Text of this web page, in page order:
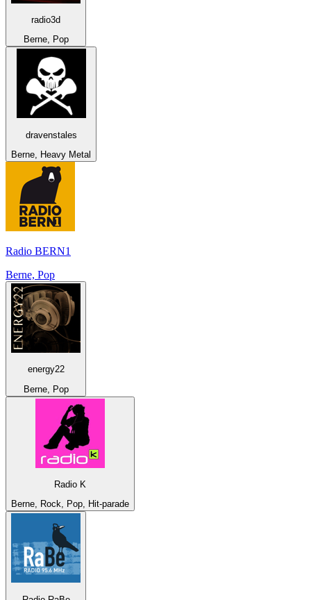
radio3d
Berne, Pop
dravenstales
Berne, Heavy Metal
Radio BERN1
Berne, Pop
energy22
Berne, Pop
Radio K
Berne, Rock, Pop, Hit-parade